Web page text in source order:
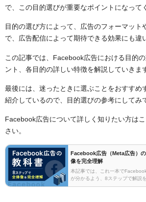
で、この目的選びが重要なポイントになって
目的の選び方によって、広告のフォーマット
で、広告配信によって期待できる効果にも違
この記事では、Facebook広告における目的
ント、各目的の詳しい特徴を解説していきま
最後には、迷ったときに選ぶことをおすすめ
紹介しているので、目的選びの参考にしてみ
Facebook広告について詳しく知りたい方は
さい。
Facebook広告（Meta広告）
像を完全理解
本記事では、これ一本で
が分かるよう、8ステップで解説
特徴をFacebook広告を中心に解